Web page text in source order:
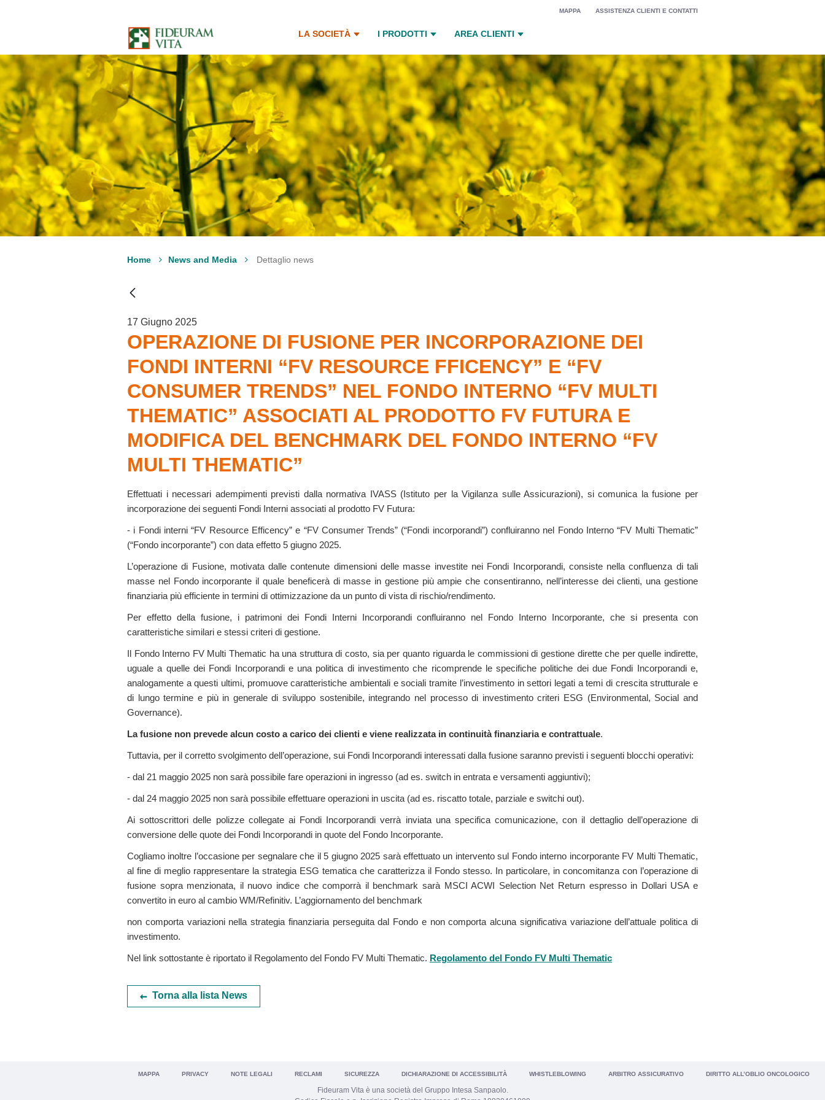
MAPPA ASSISTENZA CLIENTI E CONTATTI
LA SOCIETÀ I PRODOTTI AREA CLIENTI
Home News and Media Dettaglio news
17 Giugno 2025
OPERAZIONE DI FUSIONE PER INCORPORAZIONE DEI
FONDI INTERNI “FV RESOURCE FFICENCY” E “FV
CONSUMER TRENDS” NEL FONDO INTERNO “FV MULTI
THEMATIC” ASSOCIATI AL PRODOTTO FV FUTURA E
MODIFICA DEL BENCHMARK DEL FONDO INTERNO “FV
MULTI THEMATIC”
Effettuati i necessari adempimenti previsti dalla normativa IVASS (Istituto per la Vigilanza sulle Assicurazioni), si comunica la fusione per
incorporazione dei seguenti Fondi Interni associati al prodotto FV Futura:
- i Fondi interni “FV Resource Efficency” e “FV Consumer Trends” (“Fondi incorporandi”) confluiranno nel Fondo Interno “FV Multi Thematic”
(“Fondo incorporante”) con data effetto 5 giugno 2025.
L’operazione di Fusione, motivata dalle contenute dimensioni delle masse investite nei Fondi Incorporandi, consiste nella confluenza di tali
masse nel Fondo incorporante il quale beneficerà di masse in gestione più ampie che consentiranno, nell’interesse dei clienti, una gestione
finanziaria più efficiente in termini di ottimizzazione da un punto di vista di rischio/rendimento.
Per effetto della fusione, i patrimoni dei Fondi Interni Incorporandi confluiranno nel Fondo Interno Incorporante, che si presenta con
caratteristiche similari e stessi criteri di gestione.
Il Fondo Interno FV Multi Thematic ha una struttura di costo, sia per quanto riguarda le commissioni di gestione dirette che per quelle indirette,
uguale a quelle dei Fondi Incorporandi e una politica di investimento che ricomprende le specifiche politiche dei due Fondi Incorporandi e,
analogamente a questi ultimi, promuove caratteristiche ambientali e sociali tramite l’investimento in settori legati a temi di crescita strutturale e
di lungo termine e più in generale di sviluppo sostenibile, integrando nel processo di investimento criteri ESG (Environmental, Social and
Governance).
La fusione non prevede alcun costo a carico dei clienti e viene realizzata in continuità finanziaria e contrattuale.
Tuttavia, per il corretto svolgimento dell’operazione, sui Fondi Incorporandi interessati dalla fusione saranno previsti i seguenti blocchi operativi:
- dal 21 maggio 2025 non sarà possibile fare operazioni in ingresso (ad es. switch in entrata e versamenti aggiuntivi);
- dal 24 maggio 2025 non sarà possibile effettuare operazioni in uscita (ad es. riscatto totale, parziale e switchi out).
Ai sottoscrittori delle polizze collegate ai Fondi Incorporandi verrà inviata una specifica comunicazione, con il dettaglio dell’operazione di
conversione delle quote dei Fondi Incorporandi in quote del Fondo Incorporante.
Cogliamo inoltre l’occasione per segnalare che il 5 giugno 2025 sarà effettuato un intervento sul Fondo interno incorporante FV Multi Thematic,
al fine di meglio rappresentare la strategia ESG tematica che caratterizza il Fondo stesso. In particolare, in concomitanza con l’operazione di
fusione sopra menzionata, il nuovo indice che comporrà il benchmark sarà MSCI ACWI Selection Net Return espresso in Dollari USA e
convertito in euro al cambio WM/Refinitiv. L’aggiornamento del benchmark
non comporta variazioni nella strategia finanziaria perseguita dal Fondo e non comporta alcuna significativa variazione dell’attuale politica di
investimento.
Nel link sottostante è riportato il Regolamento del Fondo FV Multi Thematic. Regolamento del Fondo FV Multi Thematic
Torna alla lista News
MAPPA PRIVACY NOTE LEGALI RECLAMI SICUREZZA DICHIARAZIONE DI ACCESSIBILITÀ WHISTLEBLOWING ARBITRO ASSICURATIVO DIRITTO ALL’OBLIO ONCOLOGICO
Fideuram Vita è una società del Gruppo Intesa Sanpaolo.